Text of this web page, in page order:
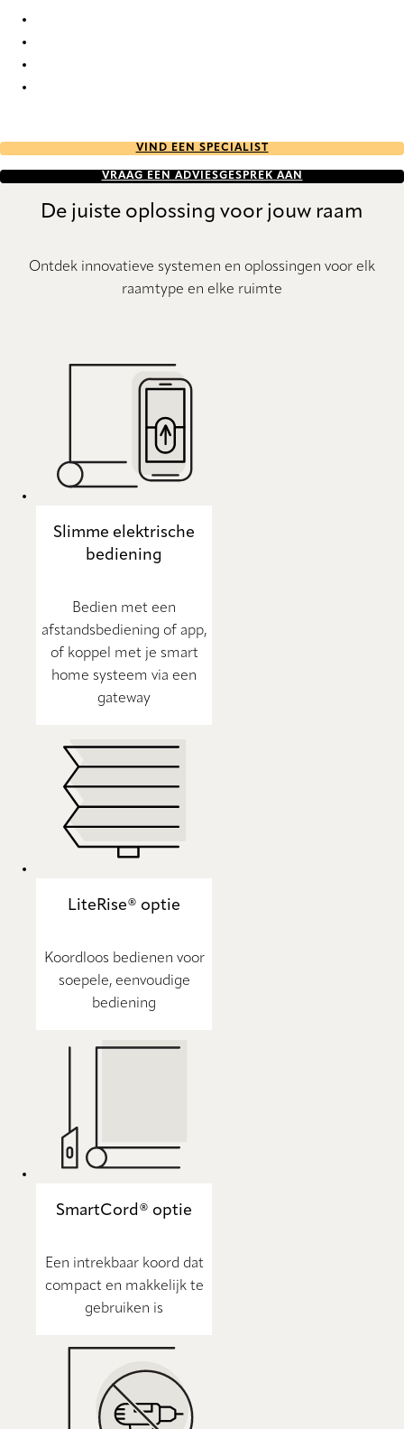
VIND EEN SPECIALIST
VRAAG EEN ADVIESGESPREK AAN
De juiste oplossing voor jouw raam
Ontdek innovatieve systemen en oplossingen voor elk
raamtype en elke ruimte
Slimme elektrische
bediening
Bedien met een
afstandsbediening of app,
of koppel met je smart
home systeem via een
gateway
LiteRise® optie
Koordloos bedienen voor
soepele, eenvoudige
bediening
SmartCord® optie
Een intrekbaar koord dat
compact en makkelijk te
gebruiken is